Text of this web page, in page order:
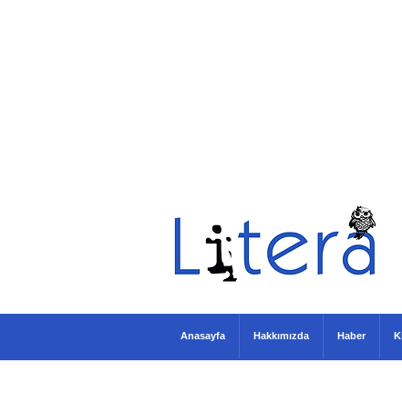
Anasayfa Hakkımızda Haber